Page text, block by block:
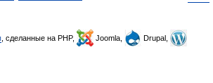
, сделанные на PHP, Joomla,
Drupal,